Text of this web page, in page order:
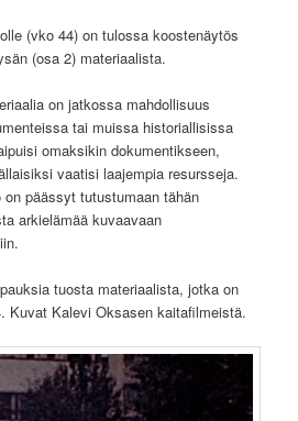
(vko 44) on tulossa koostenäytös
(osa 2) materiaalista.
on jatkossa mahdollisuus
tai muissa historiallisissa
omaksikin dokumentikseen,
vaatisi laajempia resursseja.
päässyt tutustumaan tähän
arkielämää kuvaavaan
tuosta materiaalista, jotka on
Kuvat Kalevi Oksasen kaitafilmeistä.